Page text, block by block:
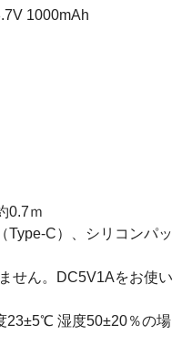
1000mAh
0.7ｍ
Type-C）、シリコンパッ
せん。DC5V1Aをお使い
23±5℃ 湿度50±20％の場